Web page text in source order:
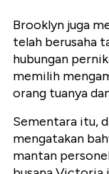
Brooklyn juga
telah berusaha
hubungan
memilih
orang tuanya
Sementara itu,
mengatakan
mantan